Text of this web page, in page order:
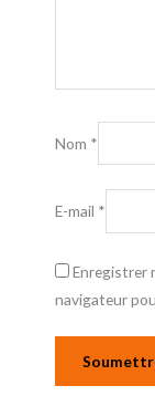
Nom *
E-mail *
Enregistrer
navigateur